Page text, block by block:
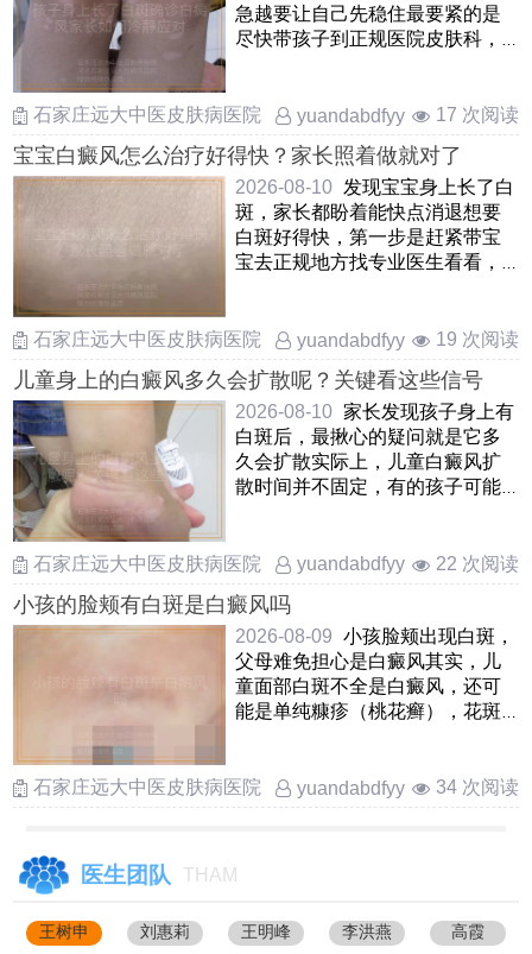
急越要让自己先稳住最要紧的是
尽快带孩子到正规医院皮肤科，
石家庄远大中医皮肤病医院 yuandabdfyy 17 次阅读
宝宝白癜风怎么治疗好得快？家长照着做就对了
2026-08-10 发现宝宝身上长了白
斑，家长都盼着能快点消退想要
白斑好得快，第一步是赶紧带宝
宝去正规地方找专业医生看看，
石家庄远大中医皮肤病医院
yuandabdfyy 19 次阅读
儿童身上的白癜风多久会扩散呢？关键看这些信号
2026-08-10 家长发现孩子身上有
白斑后，最揪心的疑问就是它多
久会扩散实际上，儿童白癜风扩
散时间并不固定，有的孩子可能
石家庄远大中医皮肤病医院 yuandabdfyy 22 次阅读
小孩的脸颊有白斑是白癜风吗
2026-08-09 小孩脸颊出现白斑，
父母难免担心是白癜风其实，儿
童面部白斑不全是白癜风，还可
能是单纯糠疹（桃花癣），花斑
石家庄远大中医皮肤病医院
yuandabdfyy 34 次阅读
医生团队 THAM
王树申 刘惠莉 王明峰 李洪燕 高霞